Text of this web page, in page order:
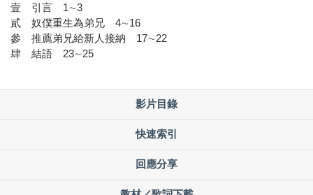
壹
引言 1∼3
貳
奴僕重生為弟兄 4∼16
參
推薦弟兄給新人接納 17∼22
肆
結語 23∼25
影片目錄
快速索引
回應分享